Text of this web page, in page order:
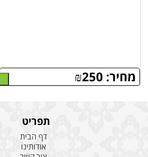
מחיר: ₪250
תפריט
דף הבית
אודותינו